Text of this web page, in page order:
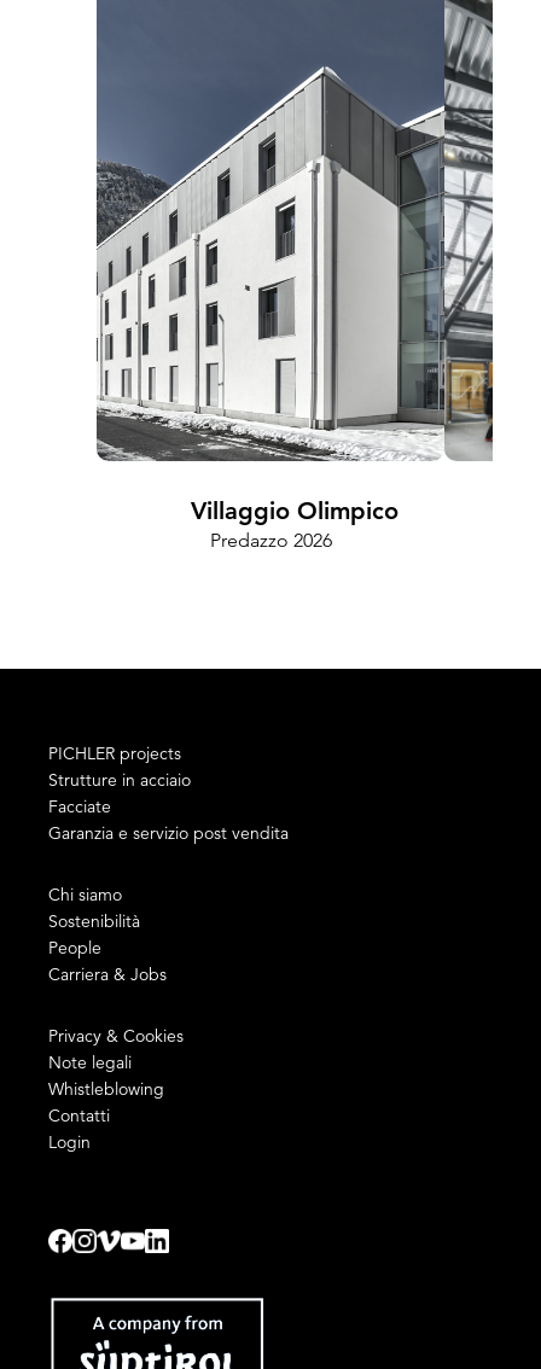
Villaggio Olimpico
Predazzo 2026
PICHLER projects
Strutture in acciaio
Facciate
Garanzia e servizio post vendita
Chi siamo
Sostenibilità
People
Carriera & Jobs
Privacy & Cookies
Note legali
Whistleblowing
Contatti
Login